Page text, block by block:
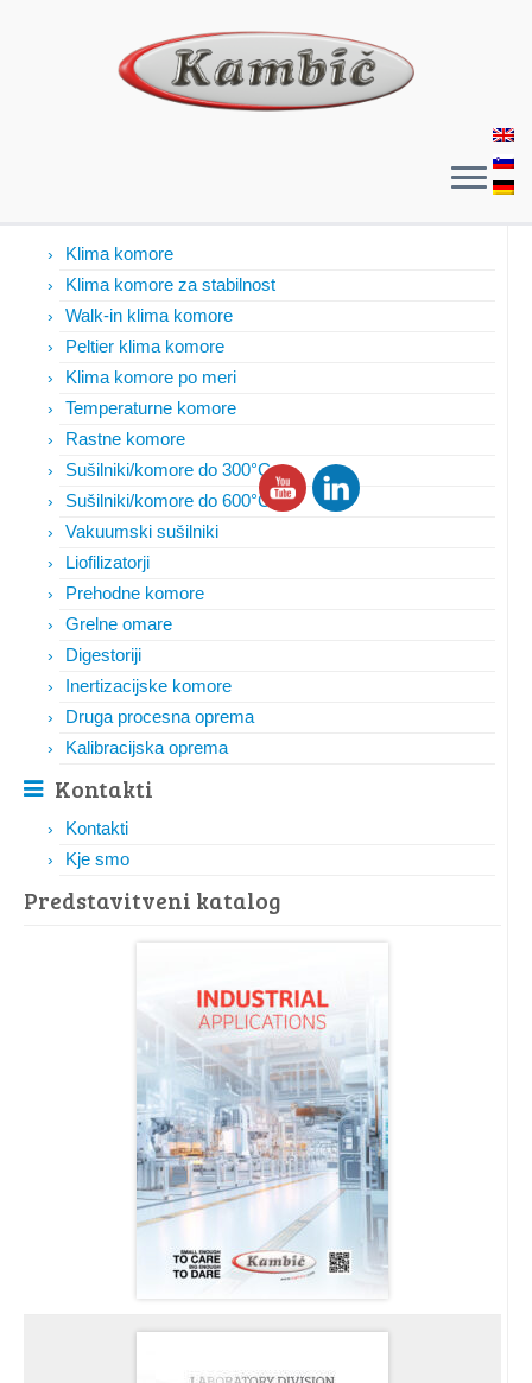
Klima komore
Klima komore za stabilnost
Walk-in klima komore
Peltier klima komore
Klima komore po meri
Temperaturne komore
Rastne komore
Sušilniki/komore do 300°C
Sušilniki/komore do 600°C
Vakuumski sušilniki
Liofilizatorji
Prehodne komore
Grelne omare
Digestoriji
Inertizacijske komore
Druga procesna oprema
Kalibracijska oprema
Kontakti
Kontakti
Kje smo
Predstavitveni katalog​​